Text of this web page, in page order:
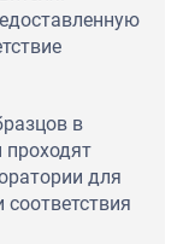
в
для
соответствия